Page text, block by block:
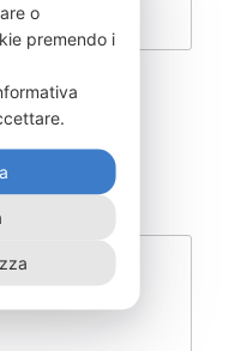
o
premendo i